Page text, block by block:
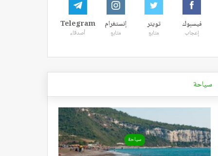
فيسبوك
إعجاب
تويتر
متابع
إنستغرام
متابع
Telegram
أصدقاء
سياحة
سياحة